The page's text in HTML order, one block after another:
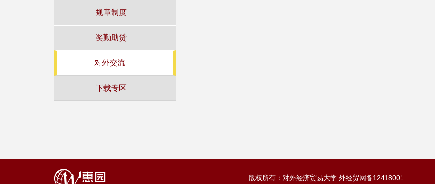
规章制度
奖勤助贷
对外交流
下载专区
版权所有：对外经济贸易大学 外经贸网备12418001